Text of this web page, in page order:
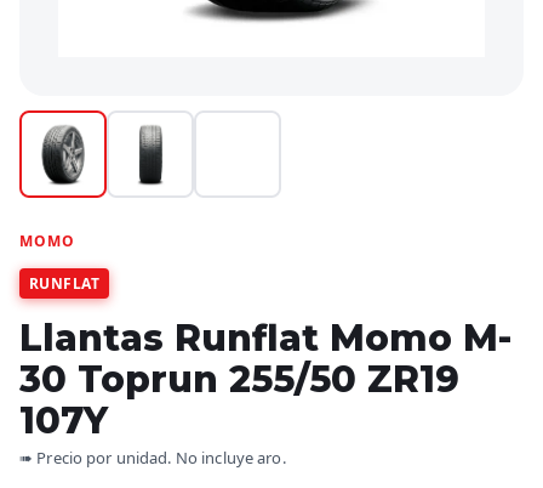
MOMO
RUNFLAT
Llantas Runflat Momo M-
30 Toprun 255/50 ZR19
107Y
➠ Precio por unidad. No incluye aro.